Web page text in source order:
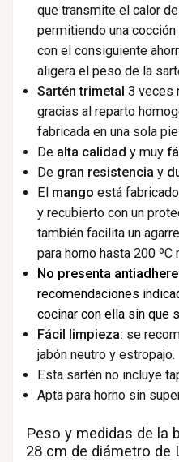
que transmite el calor
permitiendo una
con el consiguiente
aligera el peso de la
Sartén trimetal 3 veces
gracias al reparto
fabricada en una sola
De alta calidad y muy
De gran resistencia y
El mango está
y recubierto con un
también facilita un
para horno hasta 200 ºC
No presenta
recomendaciones
cocinar con ella sin que
Fácil limpieza: se
jabón neutro y estropajo.
Esta sartén no incluye
Apta para horno sin
Peso y medidas de la
28 cm de diámetro de